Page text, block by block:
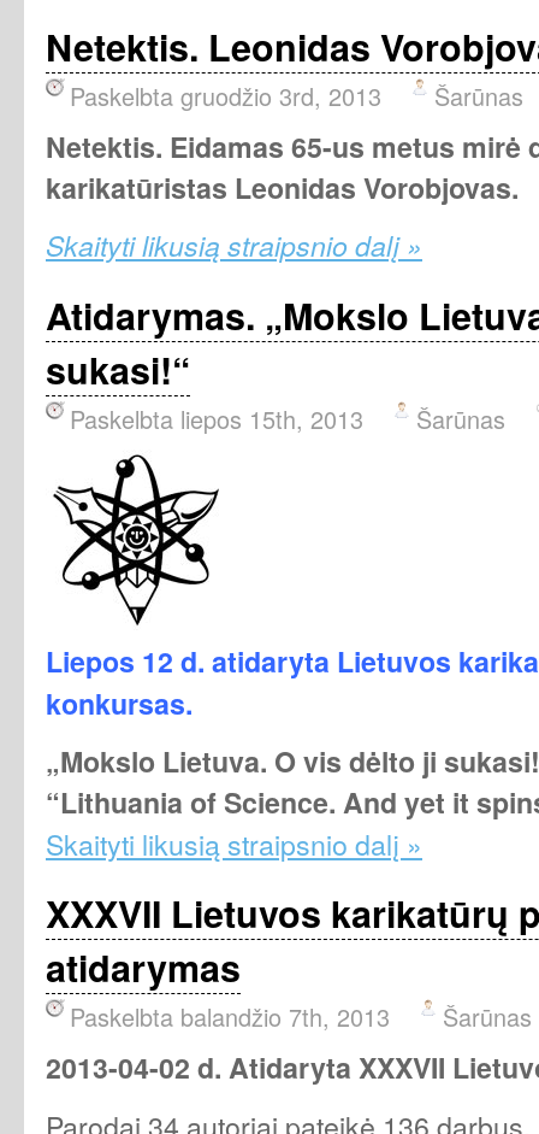
Netektis. Leonidas
Paskelbta gruodžio 3rd, 2013 Šarūnas
Netektis. Eidamas 65-us metus mirė
karikatūristas Leonidas Vorobjovas.
Skaityti likusią straipsnio dalį »
Atidarymas. „Mokslo
sukasi!“
Paskelbta liepos 15th, 2013 Šarūnas
Liepos 12 d. atidaryta Lietuvos
konkursas.
„Mokslo Lietuva. O vis dėlto ji
“Lithuania of Science. And yet it
Skaityti likusią straipsnio dalį »
XXXVII Lietuvos karikatūrų
atidarymas
Paskelbta balandžio 7th, 2013 Šarūnas
2013-04-02 d. Atidaryta XXXVII
Parodai 34 autoriai pateikė 136